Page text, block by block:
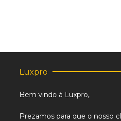
Luxpro
Bem vindo á Luxpro,
Prezamos para que o nosso